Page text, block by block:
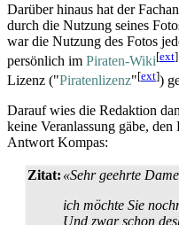
Darüber hinaus hat der
durch die Nutzung seines
war die Nutzung des Fotos
persönlich im Piraten-Wiki[ext]
Lizenz ("Piratenlizenz"[ext])
Darauf wies die Redaktion
keine Veranlassung gäbe,
Antwort Kompas:
Zitat: «Sehr geehrte
ich möchte Sie
Und zwar schon